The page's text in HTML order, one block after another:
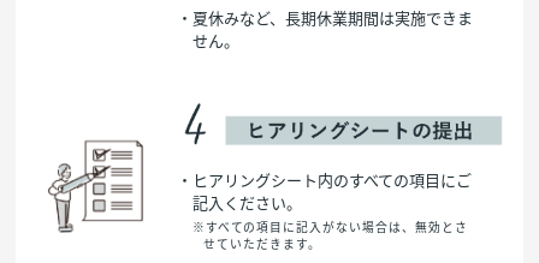
・夏休みなど、長期休業期間は実施できま
せん。
・ヒアリングシート内のすべての項目にご
記入ください。
※すべての項目に記入がない場合は、無効とさ
せていただきます。